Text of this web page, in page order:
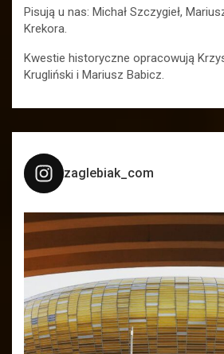
Pisują u nas: Michał Szczygieł,
Krekora.
Kwestie historyczne opracowują
Krugliński i Mariusz Babicz.
zaglebiak_com